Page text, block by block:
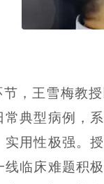
，王雪梅教
典型病例，
用性极强。
临床难题积